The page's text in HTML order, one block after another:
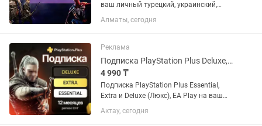
ваш личный турецкий, украинский,
американский или польский PSN
аккаунт. Если аккаунта нет – помогу
запросу. Работают на PS4 и...
Алматы, сегодня
Реклама
Подписка PlayStation Plus Deluxe, Extra, Essential и EA Play
4 990 ₸
Подписка PlayStation Plus Essential,
Extra и Deluxe (Люкс), EA Play на ваш
украинский или турецкий аккаунт. Если
аккаунта нет - открою новый. Почти во
Актау, сегодня